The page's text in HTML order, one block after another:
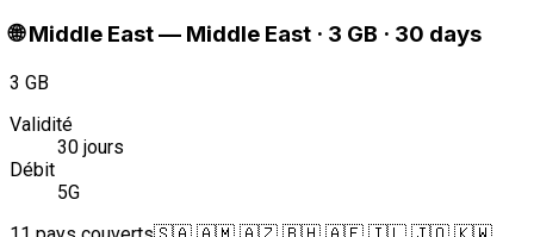
🌐 Middle East— Middle East · 3 GB · 30 days
3 GB
Validité
30 jours
Débit
5G